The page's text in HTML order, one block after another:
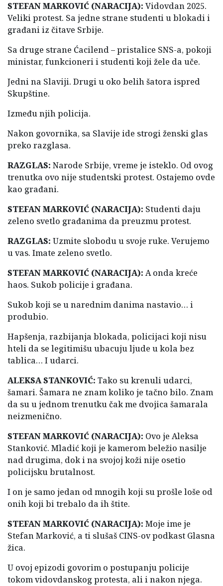
STEFAN MARKOVIĆ (NARACIJA): Vidovdan 2025.
Veliki protest. Sa jedne strane studenti u blokadi i
građani iz čitave Srbije.
Sa druge strane Ćacilend – pristalice SNS-a, pokoji
ministar, funkcioneri i studenti koji žele da uče.
Jedni na Slaviji. Drugi u oko belih šatora ispred
Skupštine.
Između njih policija.
Nakon govornika, sa Slavije ide strogi ženski glas
preko razglasa.
RAZGLAS: Narode Srbije, vreme je isteklo. Od ovog
trenutka ovo nije studentski protest. Ostajemo ovde
kao građani.
STEFAN MARKOVIĆ (NARACIJA): Studenti daju
zeleno svetlo građanima da preuzmu protest.
RAZGLAS: Uzmite slobodu u svoje ruke. Verujemo
u vas. Imate zeleno svetlo.
STEFAN MARKOVIĆ (NARACIJA): A onda kreće
haos. Sukob policije i građana.
Sukob koji se u narednim danima nastavio… i
produbio.
Hapšenja, razbijanja blokada, policijaci koji nisu
hteli da se legitimišu ubacuju ljude u kola bez
tablica… I udarci.
ALEKSA STANKOVIĆ: Tako su krenuli udarci,
šamari. Šamara ne znam koliko je tačno bilo. Znam
da su u jednom trenutku čak me dvojica šamarala
neizmenično.
STEFAN MARKOVIĆ (NARACIJA): Ovo je Aleksa
Stanković. Mladić koji je kamerom beležio nasilje
nad drugima, dok i na svojoj koži nije osetio
policijsku brutalnost.
I on je samo jedan od mnogih koji su prošle loše od
onih koji bi trebalo da ih štite.
STEFAN MARKOVIĆ (NARACIJA): Moje ime je
Stefan Marković, a ti slušaš CINS-ov podkast Glasna
žica.
U ovoj epizodi govorim o postupanju policije
tokom vidovdanskog protesta, ali i nakon njega.